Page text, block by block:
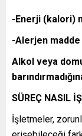
-Enerji (kalori)
-Alerjen
Alkol veya
SÜREÇ NASIL
İşletmeler,